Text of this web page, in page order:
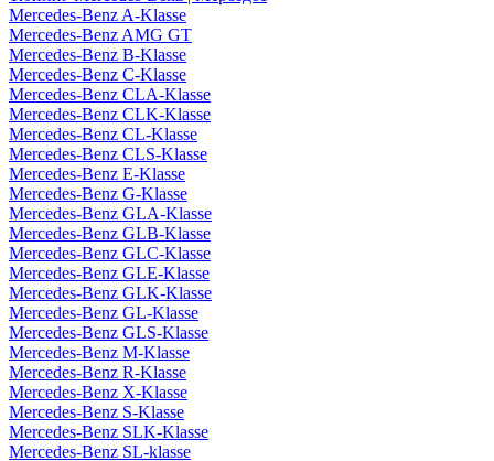
Mercedes-Benz A-Klasse
Mercedes-Benz AMG GT
Mercedes-Benz B-Klasse
Mercedes-Benz C-Klasse
Mercedes-Benz CLA-Klasse
Mercedes-Benz CLK-Klasse
Mercedes-Benz CL-Klasse
Mercedes-Benz CLS-Klasse
Mercedes-Benz E-Klasse
Mercedes-Benz G-Klasse
Mercedes-Benz GLA-Klasse
Mercedes-Benz GLB-Klasse
Mercedes-Benz GLC-Klasse
Mercedes-Benz GLE-Klasse
Mercedes-Benz GLK-Klasse
Mercedes-Benz GL-Klasse
Mercedes-Benz GLS-Klasse
Mercedes-Benz M-Klasse
Mercedes-Benz R-Klasse
Mercedes-Benz X-Klasse
Mercedes-Benz S-Klasse
Mercedes-Benz SLK-Klasse
Mercedes-Benz SL-klasse